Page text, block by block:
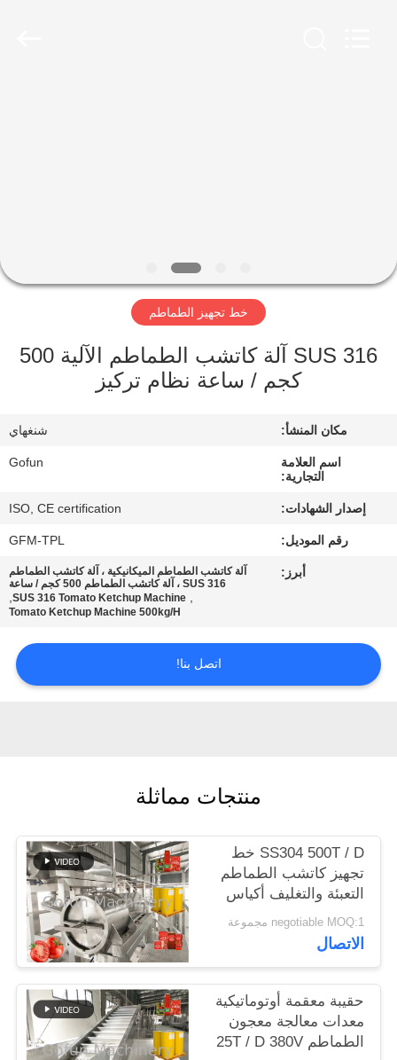
عرض
الافتراضي
جولة
الجودة
حالات
اطلب
اقتباس
خريطة
الموقع
خط تجهيز الطماطم
SUS 316 آلة كاتشب الطماطم الآلية 500
كجم / ساعة نظام تركيز
مكان المنشأ: شنغهاي
اسم العلامة
التجارية:
Gofun
إصدار الشهادات: ISO, CE certification
رقم الموديل: GFM-TPL
أبرز:
آلة كاتشب الطماطم الميكانيكية ، آلة كاتشب الطماطم
SUS 316 ، آلة كاتشب الطماطم 500 كجم / ساعة
,
SUS 316 Tomato Ketchup Machine
,
Tomato Ketchup Machine 500kg/H
اتصل بنا!
منتجات مماثلة
SS304 500T / D خط
تجهيز كاتشب الطماطم
التعبئة والتغليف أكياس
معقمة
negotiable MOQ:1 مجموعة
الاتصال
حقيبة معقمة أوتوماتيكية
معدات معالجة معجون
الطماطم 25T / D 380V